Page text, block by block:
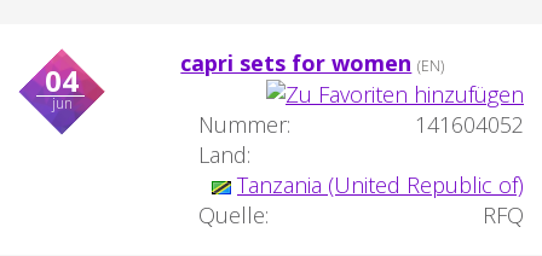
04
jun
capri sets for women (EN)
Nummer:
141604052
Land:
Tanzania (United Republic of)
Quelle:
RFQ